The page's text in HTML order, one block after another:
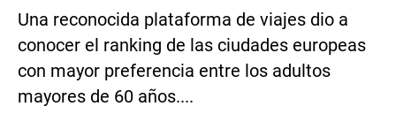
Una reconocida plataforma de viajes dio a
conocer el ranking de las ciudades europeas
con mayor preferencia entre los adultos
mayores de 60 años....